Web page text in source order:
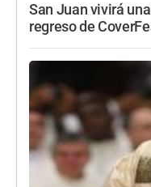
San Juan vivirá
regreso de